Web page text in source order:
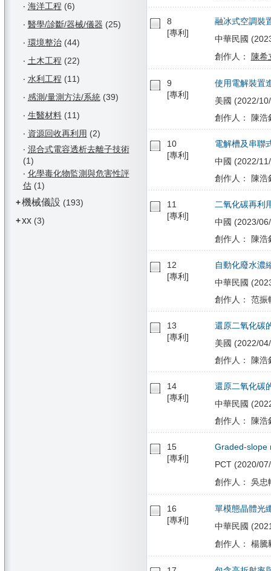
‧ 海洋工程 (6)
‧ 醫學/診斷/器械/儀器 (25)
‧ 環境整治(44)
‧ 土木工程 (22)
‧ 水利工程 (11)
‧ 感測/量測方法/系統(39)
‧ 生醫材料(11)
‧ 資源回收再利用 (2)
‧ 混合式電容透析去離子技術
(1)
‧ 化學毒化物監測與危害性評
估(1)
+機械儀設 (193)
+xx(3)
8
[專利]
融冰式空調裝
中華民國
創作人：
陳希
9
[專利]
使用電解裝置
美國 (2022/
創作人： 陳浩
10
[專利]
電解槽及串聯
中國 (2022/
創作人： 陳浩
11
[專利]
二氧化碳再利
中國 (2023/
創作人： 陳浩
12
[專利]
自動化廢水濃
中華民國
創作人： 范振
13
[專利]
還原二氧化碳
美國 (2022/
創作人： 陳浩
14
[專利]
還原二氧化碳
中華民國
創作人： 陳浩
15
[專利]
Graded-slope
PCT (2020/
創作人： 吳
16
[專利]
單模態晶體光
中華民國
創作人： 楊